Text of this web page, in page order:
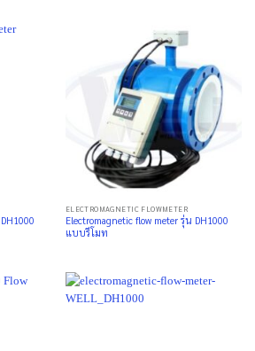
ELECTROMAGNETIC FLOWMETER
Electromagnetic flow meter รุ่น DH1000
แบบรีโมท